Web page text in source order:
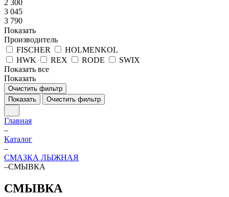
2 300
3 045
3 790
Показать
Производитель
FISCHER
HOLMENKOL
HWK
REX RODE
SWIX
Показать все
Показать
Очистить фильтр
Показать
Очистить фильтр
Главная
–
Каталог
–
СМАЗКА ЛЫЖНАЯ
–СМЫВКА
СМЫВКА